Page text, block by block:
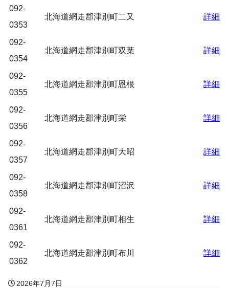
092-
0353
北海道網走郡津別町二又 詳細
092-
0354
北海道網走郡津別町双葉 詳細
092-
0355
北海道網走郡津別町恩根 詳細
092-
0356
北海道網走郡津別町栄 詳細
092-
0357
北海道網走郡津別町大昭 詳細
092-
0358
北海道網走郡津別町沼沢 詳細
092-
0361
北海道網走郡津別町相生 詳細
092-
0362
北海道網走郡津別町布川 詳細
2026年7月7日